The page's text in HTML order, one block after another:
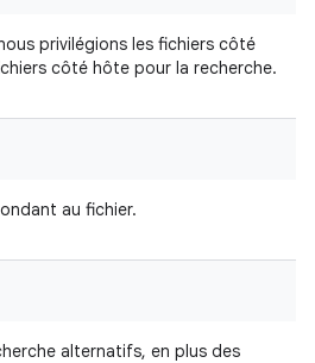
privilégions les fichiers côté
côté hôte pour la recherche.
au fichier.
alternatifs, en plus des